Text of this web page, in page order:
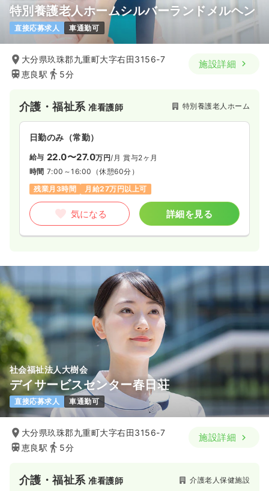
特別養護老人ホームシルバーランドメルヘン
直接応募求人 車通勤可
大分県玖珠郡九重町大字右田3156-7
恵良駅
5分
施設詳細
介護・福祉系准看護師 特別養護老人ホーム
日勤のみ（常勤）
給与 22.0〜27.0万円/月 賞与2ヶ月
時間 7:00～16:00 （休憩60分）
残業月3時間
月給27万円以上可
気になる 詳細を見る
社会福祉法人大樹会
デイサービスセンター春日荘
直接応募求人 車通勤可
大分県玖珠郡九重町大字右田3156-7
恵良駅
5分
施設詳細
介護・福祉系准看護師 介護老人保健施設